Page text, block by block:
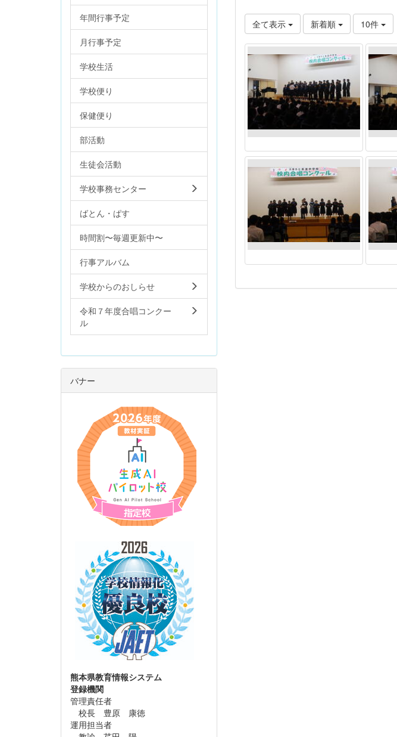
全て表示 新着順 10件
年間行事予定
月行事予定
学校生活
学校便り
保健便り
部活動
生徒会活動
学校事務センター
ばとん・ぱす
時間割〜毎週更新中〜
行事アルバム
学校からのおしらせ
令和７年度合唱コンクー
ル
バナー
熊本県教育情報システム
登録機関
管理責任者
校長 豊原 康徳
運用担当者